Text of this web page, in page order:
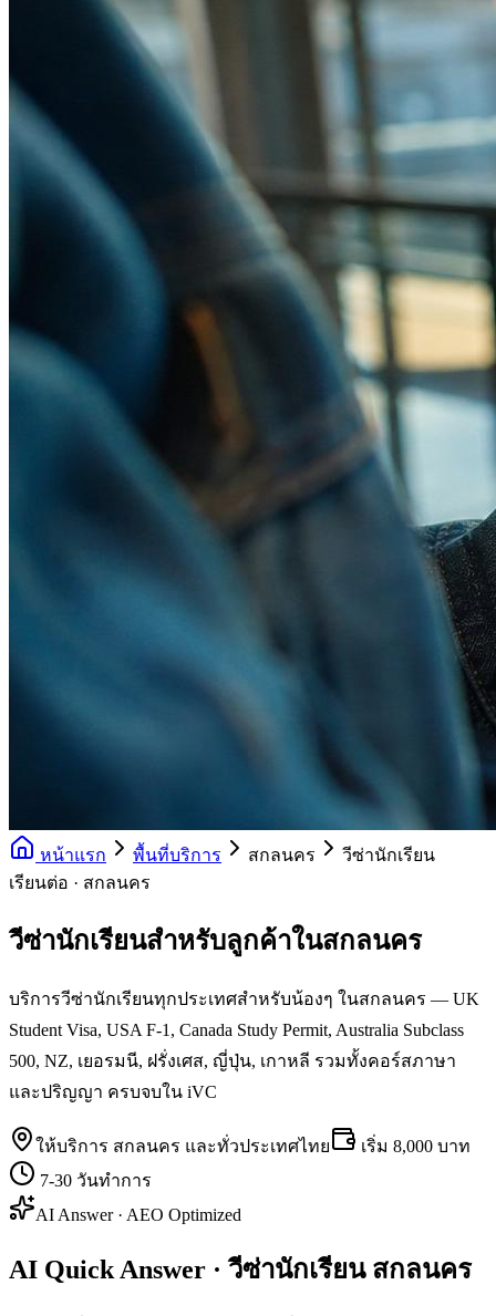
หน้าแรก พื้นที่บริการ สกลนคร
วีซ่านักเรียน
เรียนต่อ · สกลนคร
วีซ่านักเรียนสำหรับลูกค้าในสกลนคร
บริการวีซ่านักเรียนทุกประเทศสำหรับน้องๆ ในสกลนคร — UK
Student Visa, USA F-1, Canada Study Permit, Australia Subclass
500, NZ, เยอรมนี, ฝรั่งเศส, ญี่ปุ่น, เกาหลี รวมทั้งคอร์สภาษา
และปริญญา ครบจบใน iVC
ให้บริการ สกลนคร และทั่วประเทศไทย เริ่ม 8,000 บาท
7-30 วันทำการ
AI Answer · AEO Optimized
AI Quick Answer · วีซ่านักเรียน สกลนคร